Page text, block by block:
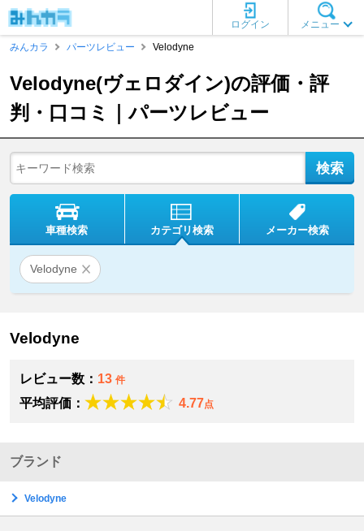
メニュー
ログイン
みんカラ
パーツレビュー Velodyne
Velodyne(ヴェロダイン)の評価・評
判・口コミ｜パーツレビュー
車種検索 カテゴリ検索 メーカー検索
Velodyne
Velodyne
レビュー数： 13 件
平均評価： 4.77点
ブランド
Velodyne